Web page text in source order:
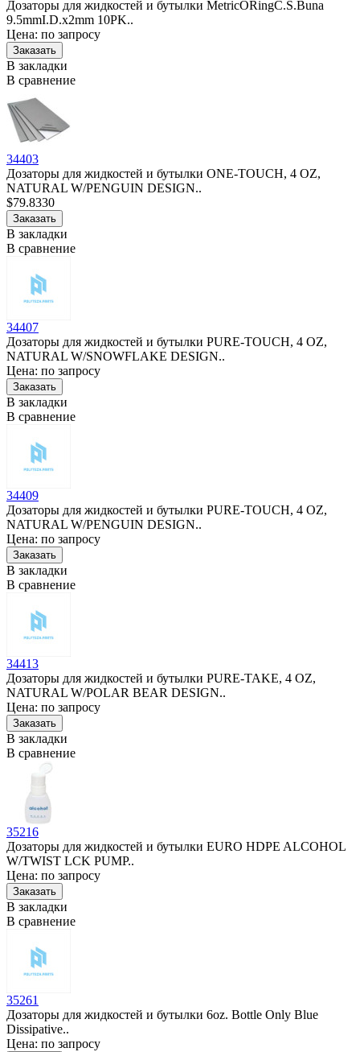
Дозаторы для жидкостей и бутылки MetricORingC.S.Buna
9.5mmI.D.x2mm 10PK..
Цена: по запросу
В закладки
В сравнение
34403
Дозаторы для жидкостей и бутылки ONE-TOUCH, 4 OZ,
NATURAL W/PENGUIN DESIGN..
$79.8330
В закладки
В сравнение
34407
Дозаторы для жидкостей и бутылки PURE-TOUCH, 4 OZ,
NATURAL W/SNOWFLAKE DESIGN..
Цена: по запросу
В закладки
В сравнение
34409
Дозаторы для жидкостей и бутылки PURE-TOUCH, 4 OZ,
NATURAL W/PENGUIN DESIGN..
Цена: по запросу
В закладки
В сравнение
34413
Дозаторы для жидкостей и бутылки PURE-TAKE, 4 OZ,
NATURAL W/POLAR BEAR DESIGN..
Цена: по запросу
В закладки
В сравнение
35216
Дозаторы для жидкостей и бутылки EURO HDPE ALCOHOL
W/TWIST LCK PUMP..
Цена: по запросу
В закладки
В сравнение
35261
Дозаторы для жидкостей и бутылки 6oz. Bottle Only Blue
Dissipative..
Цена: по запросу